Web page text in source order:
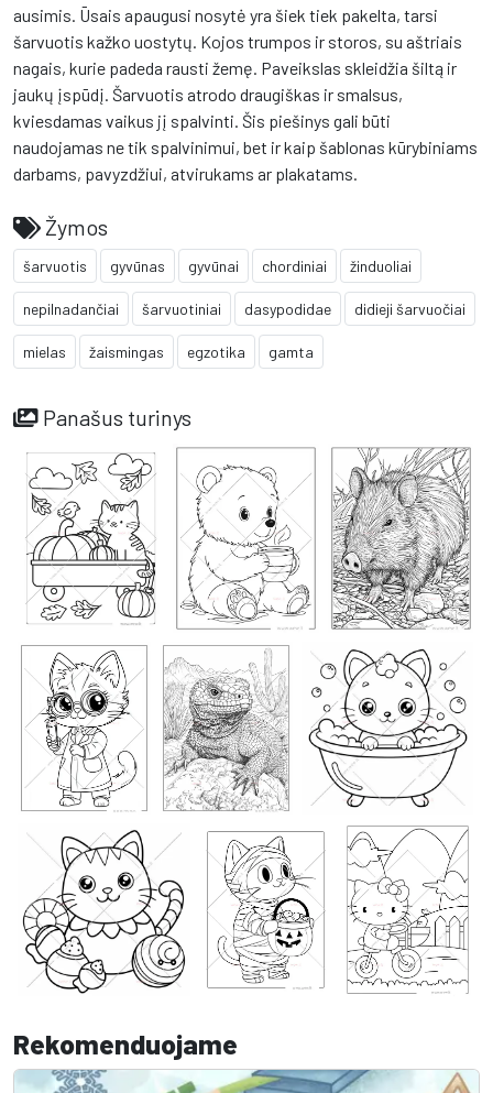
ausimis. Ūsais apaugusi nosytė yra šiek tiek pakelta, tarsi
šarvuotis kažko uostytų. Kojos trumpos ir storos, su aštriais
nagais, kurie padeda rausti žemę. Paveikslas skleidžia šiltą ir
jaukų įspūdį. Šarvuotis atrodo draugiškas ir smalsus,
kviesdamas vaikus jį spalvinti. Šis piešinys gali būti
naudojamas ne tik spalvinimui, bet ir kaip šablonas kūrybiniams
darbams, pavyzdžiui, atvirukams ar plakatams.
Žymos
šarvuotis gyvūnas gyvūnai chordiniai žinduoliai
nepilnadančiai šarvuotiniai dasypodidae didieji šarvuočiai
mielas žaismingas egzotika gamta
Panašus turinys
Rekomenduojame